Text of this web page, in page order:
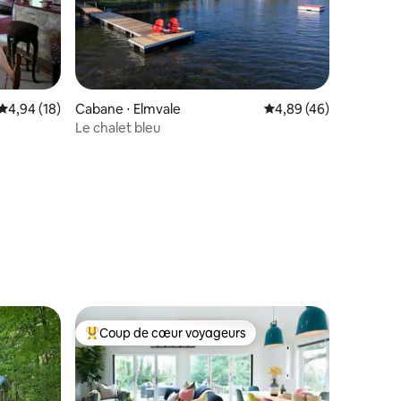
: 4,99 sur 5
moyenne sur la base de 18 commentaires : 4,94 sur 5
4,94 (18)
Cabane ⋅ Elmvale Évaluation moyenne
4,89 (46)
Le chalet bleu
Coups de cœur voyageurs les plus appréciés
Coup de cœur voyageurs